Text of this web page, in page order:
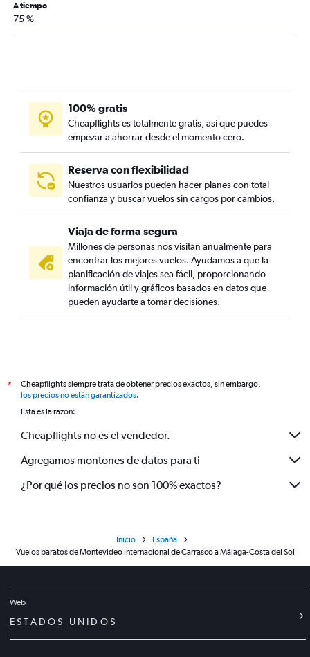
A tiempo
75 %
100% gratis
Cheapflights es totalmente gratis, así que puedes
empezar a ahorrar desde el momento cero.
Reserva con flexibilidad
Nuestros usuarios pueden hacer planes con total
confianza y buscar vuelos sin cargos por cambios.
Viaja de forma segura
Millones de personas nos visitan anualmente para
encontrar los mejores vuelos. Ayudamos a que la
planificación de viajes sea fácil, proporcionando
información útil y gráficos basados en datos que
pueden ayudarte a tomar decisiones.
*
Cheapflights siempre trata de obtener precios exactos, sin embargo,
los precios no están garantizados.
Esta es la razón:
Cheapflights no es el vendedor.
Agregamos montones de datos para ti
¿Por qué los precios no son 100% exactos?
Inicio
España
Vuelos baratos de Montevideo Internacional de Carrasco a Málaga-Costa del Sol
Web
ESTADOS UNIDOS